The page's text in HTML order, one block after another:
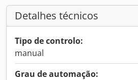
Detalhes técnicos
Tipo de controlo:
manual
Grau de automação: